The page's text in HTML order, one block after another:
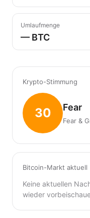
Umlaufmenge
— BTC
Krypto-Stimmung
30 Fear
Fear &
Bitcoin-Markt aktuell
Keine aktuellen
wieder